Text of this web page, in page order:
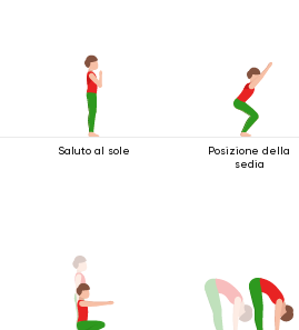
Saluto al sole
Posizione della
sedia